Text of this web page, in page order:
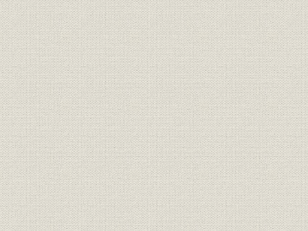
生産 スラブ分譲量の推移 昭和46年
生産 化成品生産量の推移 昭和46年
生産;販売
スラグ生産・販売・利用量の推
移―高炉スラグ
昭和47年
生産;販売
スラグ生産・販売・利用量の推
移―製鋼スラグ
昭和47年